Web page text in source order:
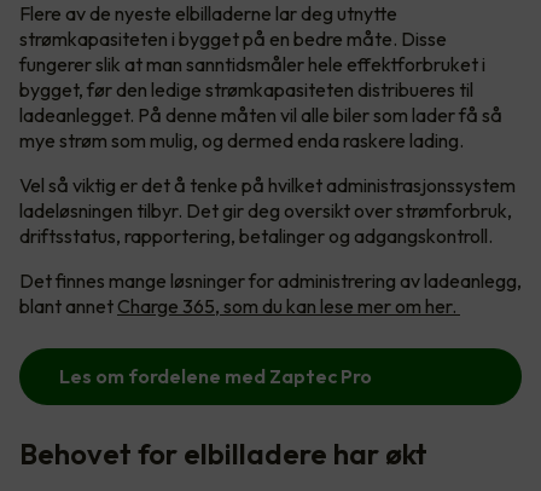
Flere av de nyeste elbilladerne lar deg utnytte
strømkapasiteten i bygget på en bedre måte. Disse
fungerer slik at man sanntidsmåler hele effektforbruket i
bygget, før den ledige strømkapasiteten distribueres til
ladeanlegget. På denne måten vil alle biler som lader få så
mye strøm som mulig, og dermed enda raskere lading.
Vel så viktig er det å tenke på hvilket administrasjonssystem
ladeløsningen tilbyr. Det gir deg oversikt over strømforbruk,
driftsstatus, rapportering, betalinger og adgangskontroll.
Det finnes mange løsninger for administrering av ladeanlegg,
blant annet Charge 365, som du kan lese mer om her.
Les om fordelene med Zaptec Pro
Behovet for elbilladere har økt